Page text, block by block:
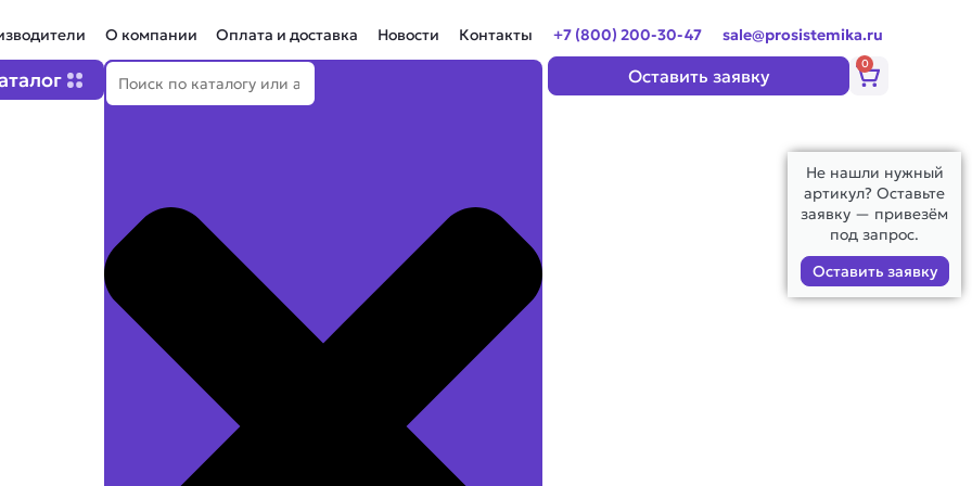
О компании Оплата и доставка Новости Контакты
Поиск
Open Каталог
+7 (800) 200-30-47 sale@prosistemika.ru
Оставить заявку
0
Корзина
Не нашли нужный
артикул? Оставьте
заявку — привезём
под запрос.
Оставить заявку